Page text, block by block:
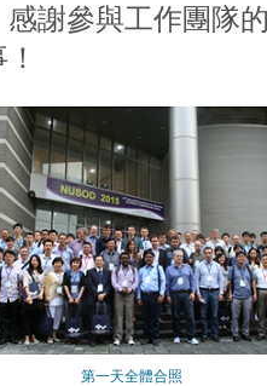
感謝參與工作團隊
第一天全體合照